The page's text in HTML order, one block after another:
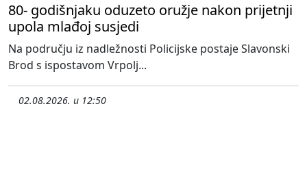
80- godišnjaku oduzeto oružje nakon prijetnji
upola mlađoj susjedi
Na području iz nadležnosti Policijske postaje Slavonski
Brod s ispostavom Vrpolj...
02.08.2026. u 12:50